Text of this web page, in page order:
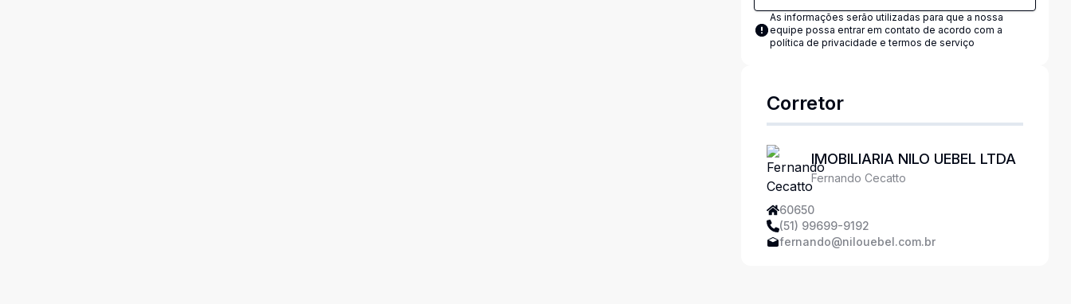
As informações serão utilizadas para que a nossa
equipe possa entrar em contato de acordo com a
política de privacidade e termos de serviço
Corretor
IMOBILIARIA NILO UEBEL LTDA
Fernando Cecatto
60650
(51) 99699-9192
fernando@nilouebel.com.br